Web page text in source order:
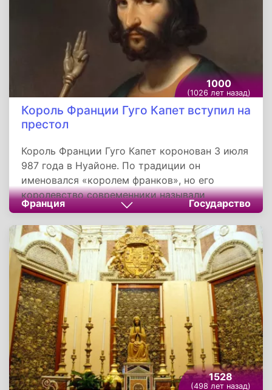
1000
(1026 лет назад)
Король Франции Гуго Капет вступил на
престол
Король Франции Гуго Капет коронован 3 июля
987 года в Нуайоне. По традиции он
именовался «королем франков», но его
королевство современники называли
Западной Франкией. Гуго получил
единодушную поддержку на ассамблее знати
в Санлисе, находившемся в центре его
владений. Адальберон Реймсский в своей
речи перед собравшимися заявил, что Карл
«потерял голову настолько, что посмел
служить чужому королю и жениться на
неровне, женщине из сословия вассалов»,
тогда как герцог Гуго обладает всеми
необходимыми монарху качествами. Чтобы
окончательно упрочить свое положение, Гуго
уже через полгода после собственного
избрания организовал коронацию своего сына
Франция Государство
1528
(498 лет назад)